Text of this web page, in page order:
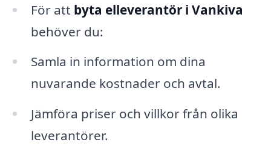
För att byta elleverantör i Vankiva
behöver du:
Samla in information om dina
nuvarande kostnader och avtal.
Jämföra priser och villkor från olika
leverantörer.